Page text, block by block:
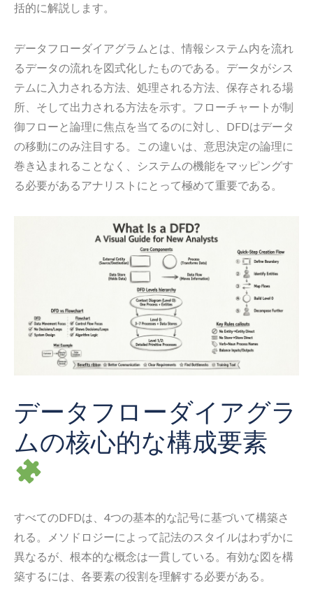
括的に解説します。
データフローダイアグラムとは、情報システム内を流れ
るデータの流れを図式化したものである。データがシス
テムに入力される方法、処理される方法、保存される場
所、そして出力される方法を示す。フローチャートが制
御フローと論理に焦点を当てるのに対し、DFDはデータ
の移動にのみ注目する。この違いは、意思決定の論理に
巻き込まれることなく、システムの機能をマッピングす
る必要があるアナリストにとって極めて重要である。
データフローダイアグラ
ムの核心的な構成要素
すべてのDFDは、4つの基本的な記号に基づいて構築さ
れる。メソドロジーによって記法のスタイルはわずかに
異なるが、根本的な概念は一貫している。有効な図を構
築するには、各要素の役割を理解する必要がある。